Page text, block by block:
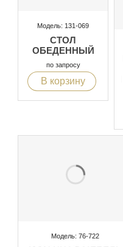
Модель: 131-069
СТОЛ
ОБЕДЕННЫЙ
по запросу
В корзину
Модель: 76-722